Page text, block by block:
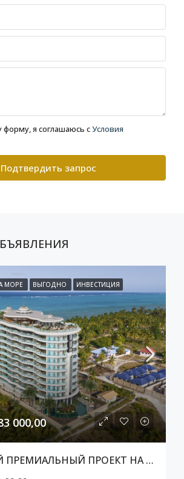
форму, я соглашаюсь сУсловия
Подтвердить запрос
МОРЕ ВЫГОДНО
ИНВЕСТИЦИЯ
000,00
ШИКАРНЫЙ ПРЕМИАЛЬНЫЙ ПРОЕКТ НА ЗАНЗИБАРЕ